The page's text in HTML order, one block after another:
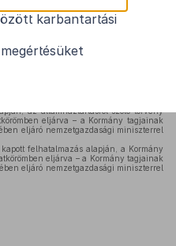
kezeléséről és
az államháztartásról szóló törvény
eljárva – a Kormány tagjainak
eljáró nemzetgazdasági miniszterrel
kapott felhatalmazás alapján, a Kormány
eljárva – a Kormány tagjainak
eljáró nemzetgazdasági miniszterrel
karbantartási